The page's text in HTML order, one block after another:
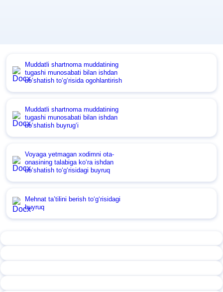
Muddatli shartnoma muddatining
tugashi munosabati bilan ishdan
boʻshatish toʻgʻrisida ogohlantirish
Muddatli shartnoma muddatining
tugashi munosabati bilan ishdan
boʻshatish buyrugʻi
Voyaga yetmagan хodimni ota-
onasining talabiga koʻra ishdan
boʻshatish toʻgʻrisidagi buyruq
Mehnat ta’tilini berish toʻgʻrisidagi
buyruq